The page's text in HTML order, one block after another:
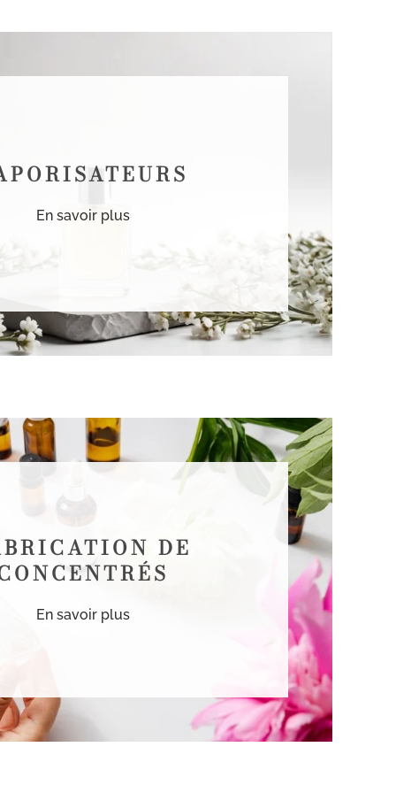
En savoir plus
DE
En savoir plus